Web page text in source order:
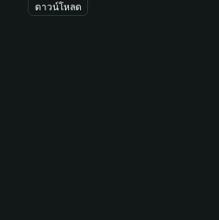
ดาวน์โหลด